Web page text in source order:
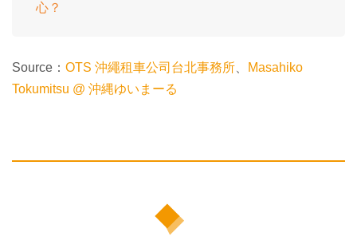
心？
Source： OTS 沖繩租車公司台北事務所
Masahiko
Tokumitsu @ 沖縄ゆいまーる